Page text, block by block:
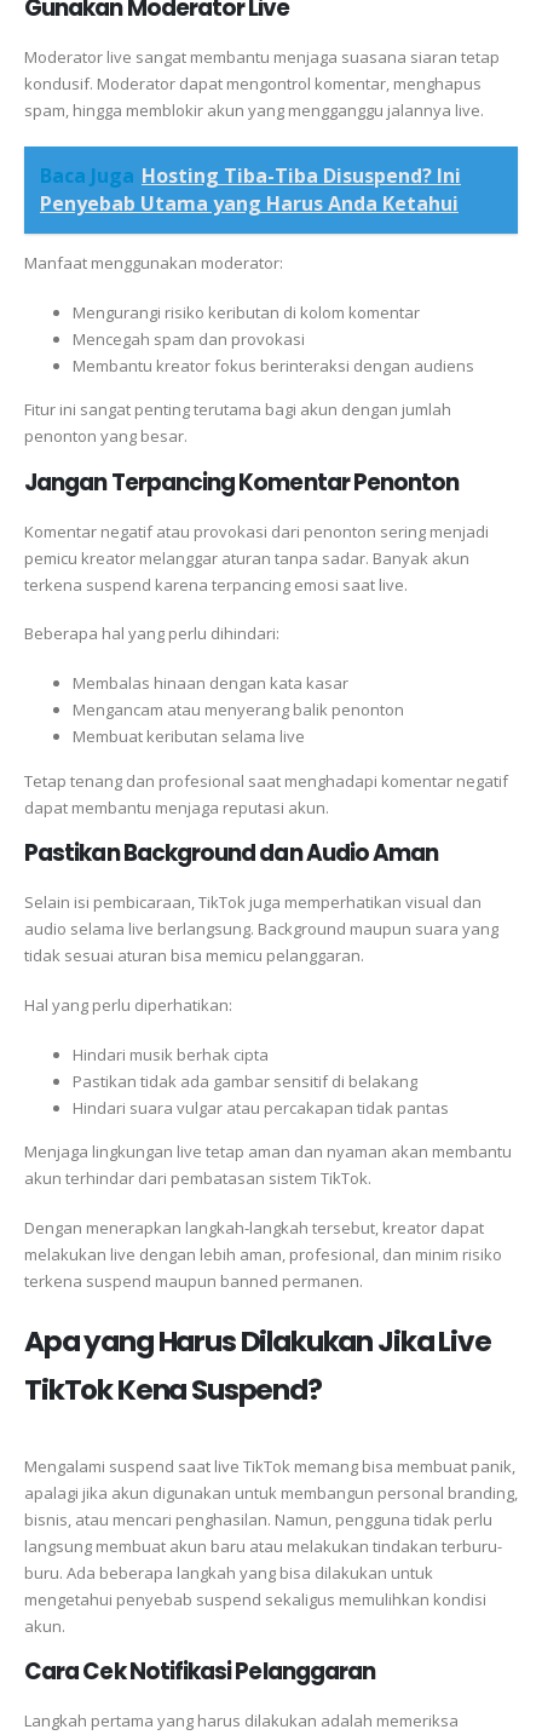
Gunakan Moderator Live
Moderator live sangat membantu menjaga suasana siaran tetap
kondusif. Moderator dapat mengontrol komentar, menghapus
spam, hingga memblokir akun yang mengganggu jalannya live.
Baca Juga Hosting Tiba-Tiba Disuspend? Ini
Penyebab Utama yang Harus Anda Ketahui
Manfaat menggunakan moderator:
Mengurangi risiko keributan di kolom komentar
Mencegah spam dan provokasi
Membantu kreator fokus berinteraksi dengan audiens
Fitur ini sangat penting terutama bagi akun dengan jumlah
penonton yang besar.
Jangan Terpancing Komentar Penonton
Komentar negatif atau provokasi dari penonton sering menjadi
pemicu kreator melanggar aturan tanpa sadar. Banyak akun
terkena suspend karena terpancing emosi saat live.
Beberapa hal yang perlu dihindari:
Membalas hinaan dengan kata kasar
Mengancam atau menyerang balik penonton
Membuat keributan selama live
Tetap tenang dan profesional saat menghadapi komentar negatif
dapat membantu menjaga reputasi akun.
Pastikan Background dan Audio Aman
Selain isi pembicaraan, TikTok juga memperhatikan visual dan
audio selama live berlangsung. Background maupun suara yang
tidak sesuai aturan bisa memicu pelanggaran.
Hal yang perlu diperhatikan:
Hindari musik berhak cipta
Pastikan tidak ada gambar sensitif di belakang
Hindari suara vulgar atau percakapan tidak pantas
Menjaga lingkungan live tetap aman dan nyaman akan membantu
akun terhindar dari pembatasan sistem TikTok.
Dengan menerapkan langkah-langkah tersebut, kreator dapat
melakukan live dengan lebih aman, profesional, dan minim risiko
terkena suspend maupun banned permanen.
Apa yang Harus Dilakukan Jika Live
TikTok Kena Suspend?
Mengalami suspend saat live TikTok memang bisa membuat panik,
apalagi jika akun digunakan untuk membangun personal branding,
bisnis, atau mencari penghasilan. Namun, pengguna tidak perlu
langsung membuat akun baru atau melakukan tindakan terburu-
buru. Ada beberapa langkah yang bisa dilakukan untuk
mengetahui penyebab suspend sekaligus memulihkan kondisi
akun.
Cara Cek Notifikasi Pelanggaran
Langkah pertama yang harus dilakukan adalah memeriksa